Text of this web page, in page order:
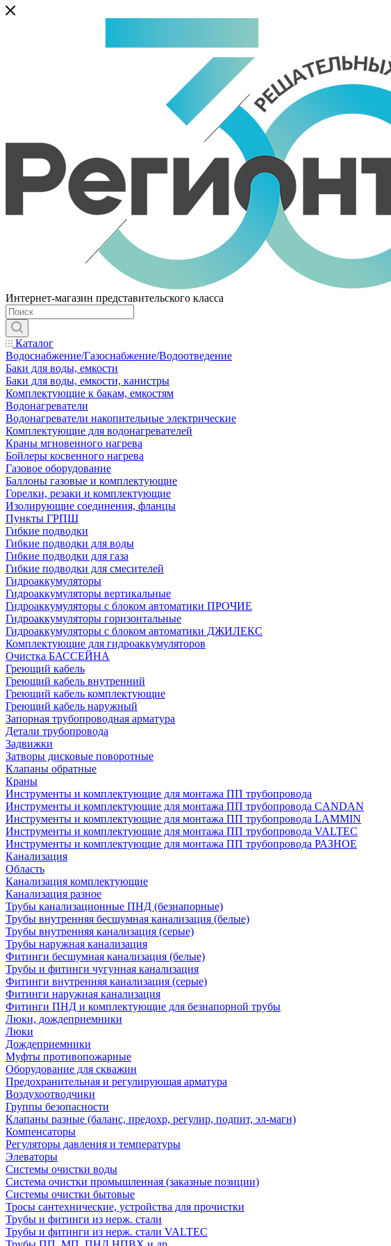
Интернет-магазин представительского класса
Каталог
Водоснабжение/Газоснабжение/Водоотведение
Баки для воды, емкости
Баки для воды, емкости, канистры
Комплектующие к бакам, емкостям
Водонагреватели
Водонагреватели накопительные электрические
Комплектующие для водонагревателей
Краны мгновенного нагрева
Бойлеры косвенного нагрева
Газовое оборудование
Баллоны газовые и комплектующие
Горелки, резаки и комплектующие
Изолирующие соединения, фланцы
Пункты ГРПШ
Гибкие подводки
Гибкие подводки для воды
Гибкие подводки для газа
Гибкие подводки для смесителей
Гидроаккумуляторы
Гидроаккумуляторы вертикальные
Гидроаккумуляторы с блоком автоматики ПРОЧИЕ
Гидроаккумуляторы горизонтальные
Гидроаккумуляторы с блоком автоматики ДЖИЛЕКС
Комплектующие для гидроаккумуляторов
Очистка БАССЕЙНА
Греющий кабель
Греющий кабель внутренний
Греющий кабель комплектующие
Греющий кабель наружный
Запорная трубопроводная арматура
Детали трубопровода
Задвижки
Затворы дисковые поворотные
Клапаны обратные
Краны
Инструменты и комплектующие для монтажа ПП трубопровода
Инструменты и комплектующие для монтажа ПП трубопровода CANDAN
Инструменты и комплектующие для монтажа ПП трубопровода LAMMIN
Инструменты и комплектующие для монтажа ПП трубопровода VALTEC
Инструменты и комплектующие для монтажа ПП трубопровода РАЗНОЕ
Канализация
Область
Канализация комплектующие
Канализация разное
Трубы канализационные ПНД (безнапорные)
Трубы внутренняя бесшумная канализация (белые)
Трубы внутренняя канализация (серые)
Трубы наружная канализация
Фитинги бесшумная канализация (белые)
Трубы и фитинги чугунная канализация
Фитинги внутренняя канализация (серые)
Фитинги наружная канализация
Фитинги ПНД и комплектующие для безнапорной трубы
Люки, дождеприемники
Люки
Дождеприемники
Муфты противопожарные
Оборудование для скважин
Предохранительная и регулирующая арматура
Воздухоотводчики
Группы безопасности
Клапаны разные (баланс, предохр, регулир, подпит, эл-магн)
Компенсаторы
Регуляторы давления и температуры
Элеваторы
Системы очистки воды
Система очистки промышленная (заказные позиции)
Системы очистки бытовые
Тросы сантехнические, устройства для прочистки
Трубы и фитинги из нерж. стали
Трубы и фитинги из нерж. стали VALTEC